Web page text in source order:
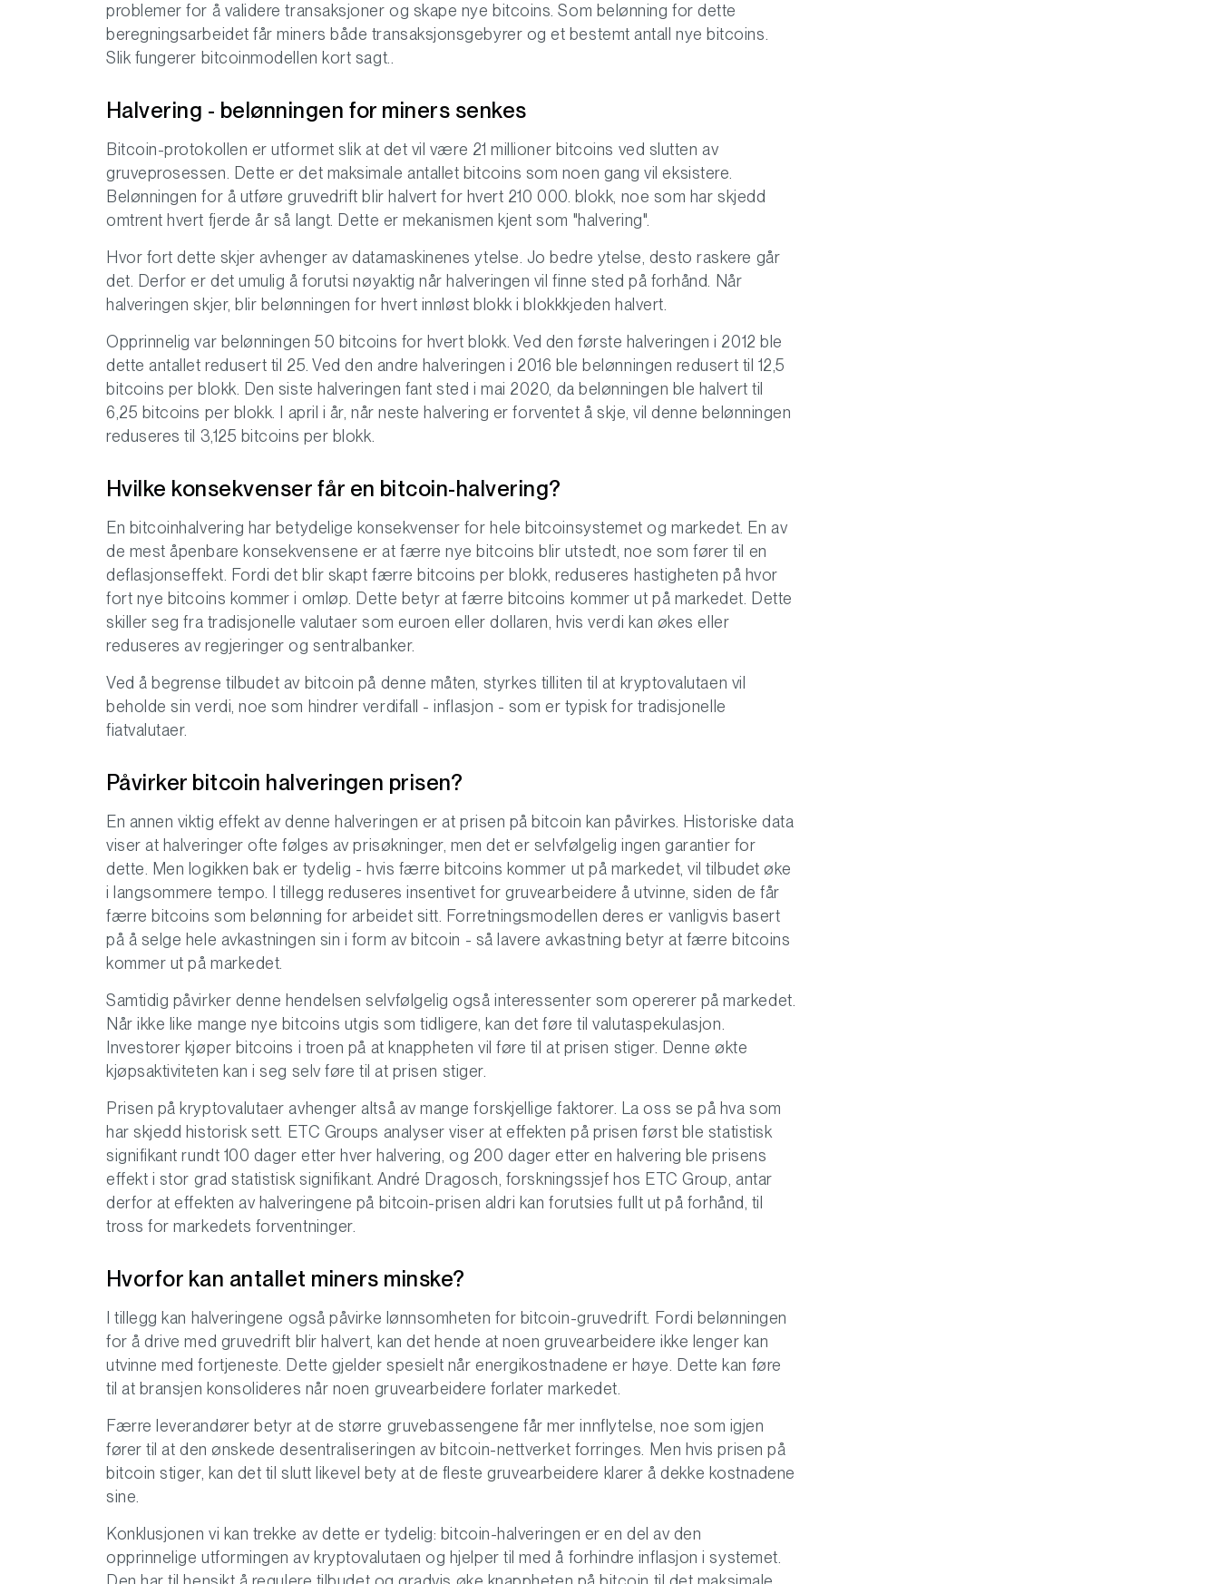
problemer for å validere transaksjoner og skape nye bitcoins. Som belønning for dette
beregningsarbeidet får miners både transaksjonsgebyrer og et bestemt antall nye bitcoins.
Slik fungerer bitcoinmodellen kort sagt..
Halvering - belønningen for miners senkes
Bitcoin-protokollen er utformet slik at det vil være 21 millioner bitcoins ved slutten av
gruveprosessen. Dette er det maksimale antallet bitcoins som noen gang vil eksistere.
Belønningen for å utføre gruvedrift blir halvert for hvert 210 000. blokk, noe som har skjedd
omtrent hvert fjerde år så langt. Dette er mekanismen kjent som "halvering".
Hvor fort dette skjer avhenger av datamaskinenes ytelse. Jo bedre ytelse, desto raskere går
det. Derfor er det umulig å forutsi nøyaktig når halveringen vil finne sted på forhånd. Når
halveringen skjer, blir belønningen for hvert innløst blokk i blokkkjeden halvert.
Opprinnelig var belønningen 50 bitcoins for hvert blokk. Ved den første halveringen i 2012 ble
dette antallet redusert til 25. Ved den andre halveringen i 2016 ble belønningen redusert til 12,5
bitcoins per blokk. Den siste halveringen fant sted i mai 2020, da belønningen ble halvert til
6,25 bitcoins per blokk. I april i år, når neste halvering er forventet å skje, vil denne belønningen
reduseres til 3,125 bitcoins per blokk.
Hvilke konsekvenser får en bitcoin-halvering?
En bitcoinhalvering har betydelige konsekvenser for hele bitcoinsystemet og markedet. En av
de mest åpenbare konsekvensene er at færre nye bitcoins blir utstedt, noe som fører til en
deflasjonseffekt. Fordi det blir skapt færre bitcoins per blokk, reduseres hastigheten på hvor
fort nye bitcoins kommer i omløp. Dette betyr at færre bitcoins kommer ut på markedet. Dette
skiller seg fra tradisjonelle valutaer som euroen eller dollaren, hvis verdi kan økes eller
reduseres av regjeringer og sentralbanker.
Ved å begrense tilbudet av bitcoin på denne måten, styrkes tilliten til at kryptovalutaen vil
beholde sin verdi, noe som hindrer verdifall - inflasjon - som er typisk for tradisjonelle
fiatvalutaer.
Påvirker bitcoin halveringen prisen?
En annen viktig effekt av denne halveringen er at prisen på bitcoin kan påvirkes. Historiske data
viser at halveringer ofte følges av prisøkninger, men det er selvfølgelig ingen garantier for
dette. Men logikken bak er tydelig - hvis færre bitcoins kommer ut på markedet, vil tilbudet øke
i langsommere tempo. I tillegg reduseres insentivet for gruvearbeidere å utvinne, siden de får
færre bitcoins som belønning for arbeidet sitt. Forretningsmodellen deres er vanligvis basert
på å selge hele avkastningen sin i form av bitcoin - så lavere avkastning betyr at færre bitcoins
kommer ut på markedet.
Samtidig påvirker denne hendelsen selvfølgelig også interessenter som opererer på markedet.
Når ikke like mange nye bitcoins utgis som tidligere, kan det føre til valutaspekulasjon.
Investorer kjøper bitcoins i troen på at knappheten vil føre til at prisen stiger. Denne økte
kjøpsaktiviteten kan i seg selv føre til at prisen stiger.
Prisen på kryptovalutaer avhenger altså av mange forskjellige faktorer. La oss se på hva som
har skjedd historisk sett. ETC Groups analyser viser at effekten på prisen først ble statistisk
signifikant rundt 100 dager etter hver halvering, og 200 dager etter en halvering ble prisens
effekt i stor grad statistisk signifikant. André Dragosch, forskningssjef hos ETC Group, antar
derfor at effekten av halveringene på bitcoin-prisen aldri kan forutsies fullt ut på forhånd, til
tross for markedets forventninger.
Hvorfor kan antallet miners minske?
I tillegg kan halveringene også påvirke lønnsomheten for bitcoin-gruvedrift. Fordi belønningen
for å drive med gruvedrift blir halvert, kan det hende at noen gruvearbeidere ikke lenger kan
utvinne med fortjeneste. Dette gjelder spesielt når energikostnadene er høye. Dette kan føre
til at bransjen konsolideres når noen gruvearbeidere forlater markedet.
Færre leverandører betyr at de større gruvebassengene får mer innflytelse, noe som igjen
fører til at den ønskede desentraliseringen av bitcoin-nettverket forringes. Men hvis prisen på
bitcoin stiger, kan det til slutt likevel bety at de fleste gruvearbeidere klarer å dekke kostnadene
sine.
Konklusjonen vi kan trekke av dette er tydelig: bitcoin-halveringen er en del av den
opprinnelige utformingen av kryptovalutaen og hjelper til med å forhindre inflasjon i systemet.